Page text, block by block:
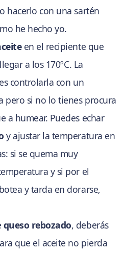
hacerlo con una sartén
he hecho yo.
en el recipiente que
a los 170ºC. La
controlarla con un
pero si no lo tienes procura
a humear. Puedes echar
y ajustar la temperatura en
si se quema muy
y si por el
y tarda en dorarse,
queso rebozado, deberás
que el aceite no pierda